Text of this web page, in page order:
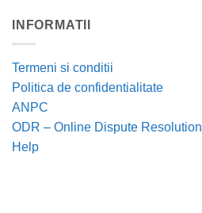
INFORMATII
Termeni si conditii
Politica de confidentialitate
ANPC
ODR – Online Dispute Resolution
Help